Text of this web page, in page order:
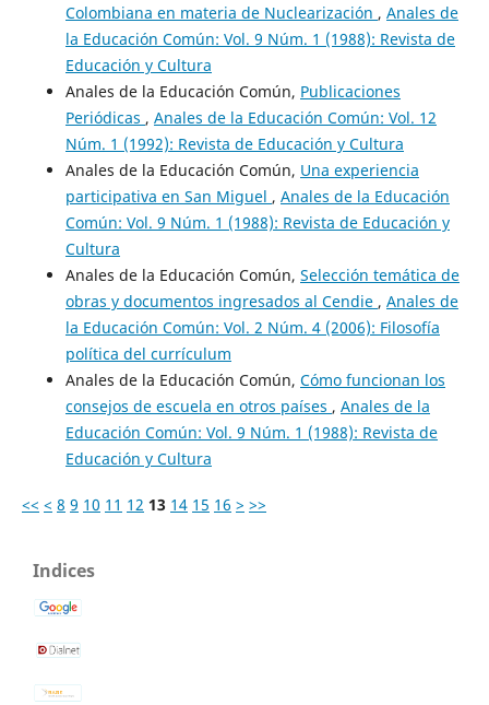
Colombiana en materia de Nuclearización , Anales de
la Educación Común: Vol. 9 Núm. 1 (1988): Revista de
Educación y Cultura
Anales de la Educación Común, Publicaciones
Periódicas , Anales de la Educación Común: Vol. 12
Núm. 1 (1992): Revista de Educación y Cultura
Anales de la Educación Común, Una experiencia
participativa en San Miguel , Anales de la Educación
Común: Vol. 9 Núm. 1 (1988): Revista de Educación y
Cultura
Anales de la Educación Común, Selección temática de
obras y documentos ingresados al Cendie , Anales de
la Educación Común: Vol. 2 Núm. 4 (2006): Filosofía
política del currículum
Anales de la Educación Común, Cómo funcionan los
consejos de escuela en otros países , Anales de la
Educación Común: Vol. 9 Núm. 1 (1988): Revista de
Educación y Cultura
<< < 8 9 10 11 12 13 14 15 16 > >>
Indices